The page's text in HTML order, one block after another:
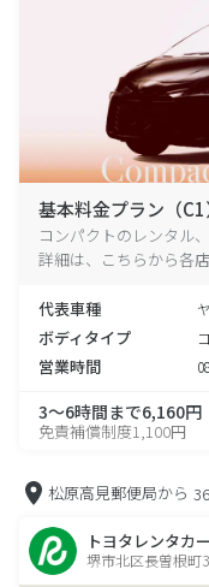
基本料金プラン（C1
コンパクトのレンタル
詳細は、こちらから各
代表車種
ボディタイプ
営業時間
3～6時間まで6,160円
免責補償制度1,100円
松原高見郵便局から
トヨタレンタカ
堺市北区長曽根町